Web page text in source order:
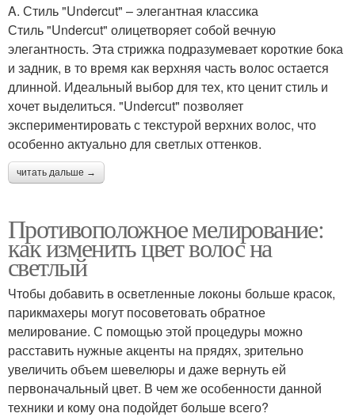
A. Стиль "Undercut" – элегантная классика
Стиль "Undercut" олицетворяет собой вечную
элегантность. Эта стрижка подразумевает короткие бока
и задник, в то время как верхняя часть волос остается
длинной. Идеальный выбор для тех, кто ценит стиль и
хочет выделиться. "Undercut" позволяет
экспериментировать с текстурой верхних волос, что
особенно актуально для светлых оттенков.
читать дальше →
Противоположное мелирование:
как изменить цвет волос на
светлый
Чтобы добавить в осветленные локоны больше красок,
парикмахеры могут посоветовать обратное
мелирование. С помощью этой процедуры можно
расставить нужные акценты на прядях, зрительно
увеличить объем шевелюры и даже вернуть ей
первоначальный цвет. В чем же особенности данной
техники и кому она подойдет больше всего?